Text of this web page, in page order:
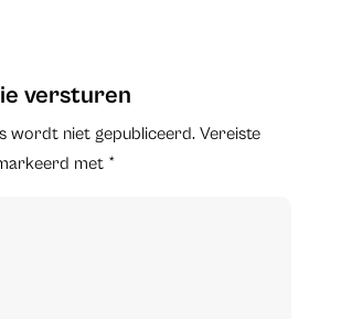
versturen
wordt niet gepubliceerd. Vereiste
met *